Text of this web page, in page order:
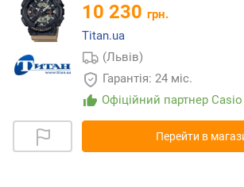
10 230 грн.
Titan.ua
(Львів)
Гарантія: 24 міс.
Офіційний партнер Casio
Перейти в